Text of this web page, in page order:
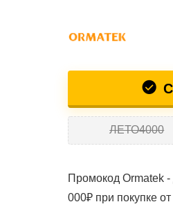
ЛЕТО4000
Промокод Ormatek -
000₽ при покупке